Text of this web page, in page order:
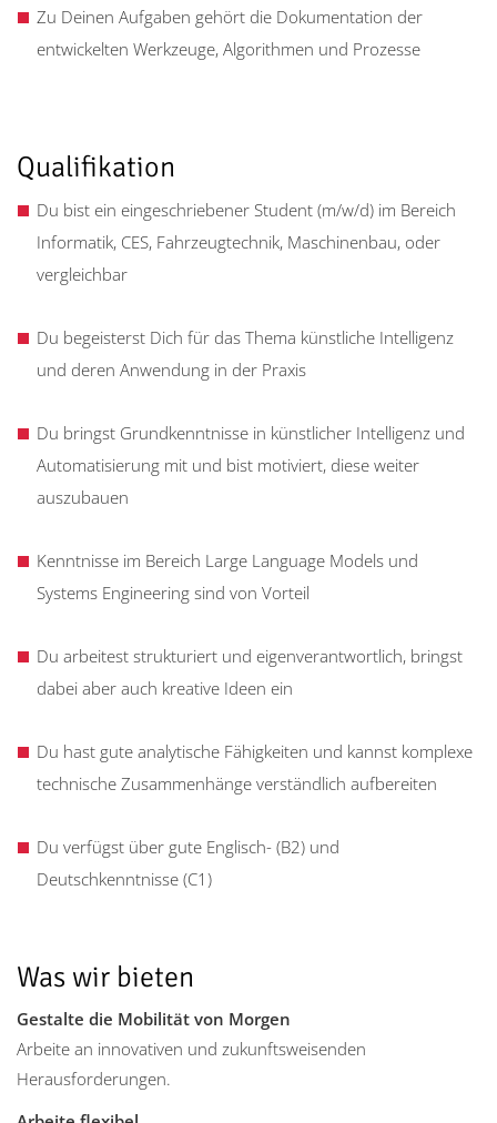
Zu Deinen Aufgaben gehört die Dokumentation der
entwickelten Werkzeuge, Algorithmen und Prozesse
Qualifikation
Du bist ein eingeschriebener Student (m/w/d) im Bereich
Informatik, CES, Fahrzeugtechnik, Maschinenbau, oder
vergleichbar
Du begeisterst Dich für das Thema künstliche Intelligenz
und deren Anwendung in der Praxis
Du bringst Grundkenntnisse in künstlicher Intelligenz und
Automatisierung mit und bist motiviert, diese weiter
auszubauen
Kenntnisse im Bereich Large Language Models und
Systems Engineering sind von Vorteil
Du arbeitest strukturiert und eigenverantwortlich, bringst
dabei aber auch kreative Ideen ein
Du hast gute analytische Fähigkeiten und kannst komplexe
technische Zusammenhänge verständlich aufbereiten
Du verfügst über gute Englisch- (B2) und
Deutschkenntnisse (C1)
Was wir bieten
Gestalte die Mobilität von Morgen
Arbeite an innovativen und zukunftsweisenden
Herausforderungen.